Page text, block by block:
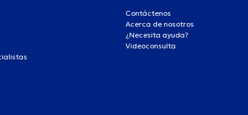
Contáctenos
Acerca de nosotros
¿Necesita ayuda?
Videoconsulta